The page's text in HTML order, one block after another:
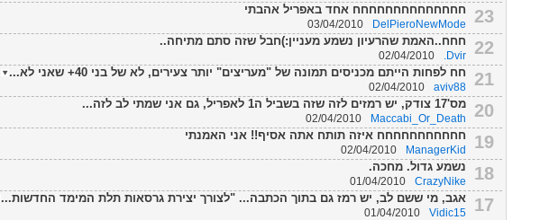
23 חחחחחחחחחחחחחח אחד באפריל אהבתי
DelPieroNewMode
03/04/2010
22 חחח..האמת שהרעיון נשמע מעניין:)חבל שזה סתם מתיחה..
Dvir.
02/04/2010
21 חח לפחות הייתם מכניסים תמונה של "מעריצים" יותר צעירים, לא של בני 40+ שאני לא...
aviv88
02/04/2010
20 מס'17 צודק, יש רמזים לזה שזה בשביל ה1 לאפריל, גם אני שמתי לב לזה...
Maccabi_Or_Death
02/04/2010
19 חחחחחחחחחחח איזה תותח אתה אסיף!! אני האמנתי
ManagerKid
02/04/2010
18 נשמע גדול. מחכה.
CrazyNike
01/04/2010
17 אגב, מי ששם לב, יש רמז גם בתוך הכתבה... "לצורך יצירת גרסאות תלת המימד החדשות...
Vidic15
01/04/2010